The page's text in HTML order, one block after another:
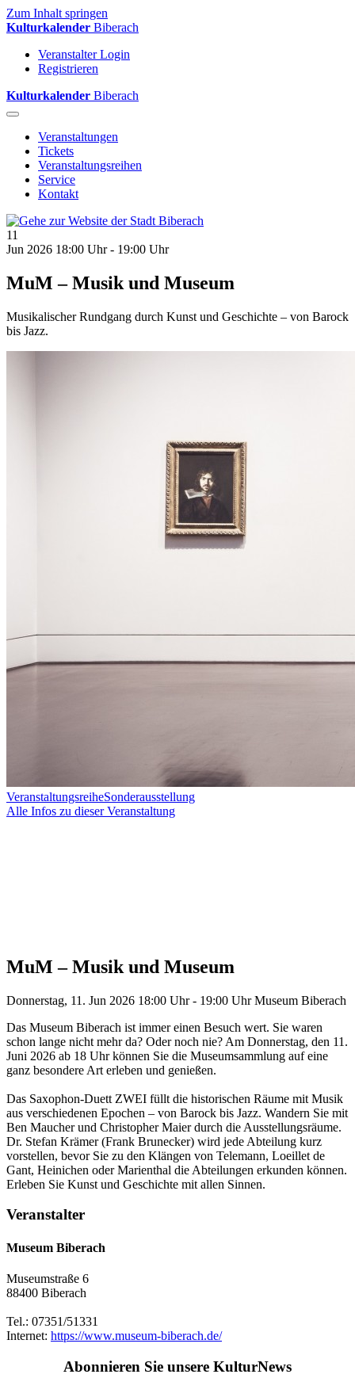
Zum Inhalt springen
Kulturkalender Biberach
Veranstalter Login
Registrieren
Kulturkalender Biberach
Veranstaltungen
Tickets
Veranstaltungsreihen
Service
Kontakt
11
Jun 2026 18:00 Uhr - 19:00 Uhr
MuM – Musik und Museum
Musikalischer Rundgang durch Kunst und Geschichte – von Barock
bis Jazz.
VeranstaltungsreiheSonderausstellung
Alle Infos zu dieser Veranstaltung
MuM – Musik und Museum
Donnerstag, 11. Jun 2026 18:00 Uhr - 19:00 Uhr Museum Biberach
Das Museum Biberach ist immer einen Besuch wert. Sie waren
schon lange nicht mehr da? Oder noch nie? Am Donnerstag, den 11.
Juni 2026 ab 18 Uhr können Sie die Museumsammlung auf eine
ganz besondere Art erleben und genießen.
Das Saxophon-Duett ZWEI füllt die historischen Räume mit Musik
aus verschiedenen Epochen – von Barock bis Jazz. Wandern Sie mit
Ben Maucher und Christopher Maier durch die Ausstellungsräume.
Dr. Stefan Krämer (Frank Brunecker) wird jede Abteilung kurz
vorstellen, bevor Sie zu den Klängen von Telemann, Loeillet de
Gant, Heinichen oder Marienthal die Abteilungen erkunden können.
Erleben Sie Kunst und Geschichte mit allen Sinnen.
Veranstalter
Museum Biberach
Museumstraße 6
88400 Biberach
Tel.: 07351/51331
Internet: https://www.museum-biberach.de/
Abonnieren Sie unsere KulturNews